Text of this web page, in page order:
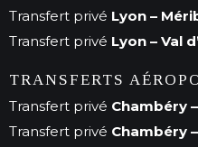
Transfert privé Lyon –
Transfert privé Lyon – Val
TRANSFERTS
Transfert privé Chambéry
Transfert privé Chambéry